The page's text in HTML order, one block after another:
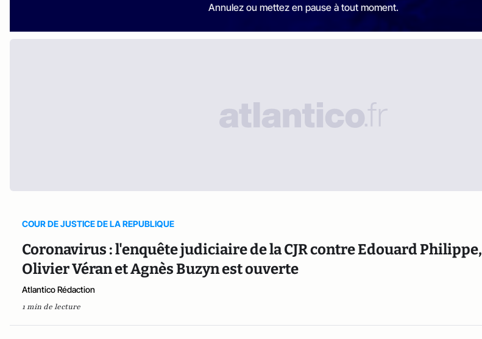
Annulez ou mettez en pause à tout moment.
COUR DE JUSTICE DE LA REPUBLIQUE
Coronavirus : l'enquête judiciaire de la CJR contre Edouard Philippe,
Olivier Véran et Agnès Buzyn est ouverte
Atlantico Rédaction
1 min de lecture